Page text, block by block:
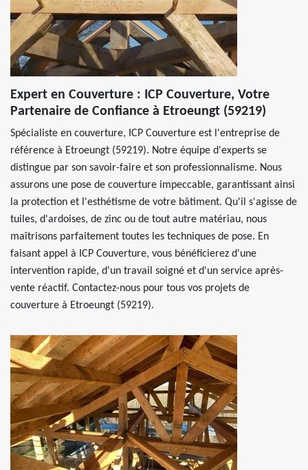
Expert en Couverture : ICP Couverture, Votre
Partenaire de Confiance à Etroeungt (59219)
Spécialiste en couverture, ICP Couverture est l'entreprise de
référence à Etroeungt (59219). Notre équipe d'experts se
distingue par son savoir-faire et son professionnalisme. Nous
assurons une pose de couverture impeccable, garantissant ainsi
la protection et l'esthétisme de votre bâtiment. Qu'il s'agisse de
tuiles, d'ardoises, de zinc ou de tout autre matériau, nous
maîtrisons parfaitement toutes les techniques de pose. En
faisant appel à ICP Couverture, vous bénéficierez d'une
intervention rapide, d'un travail soigné et d'un service après-
vente réactif. Contactez-nous pour tous vos projets de
couverture à Etroeungt (59219).